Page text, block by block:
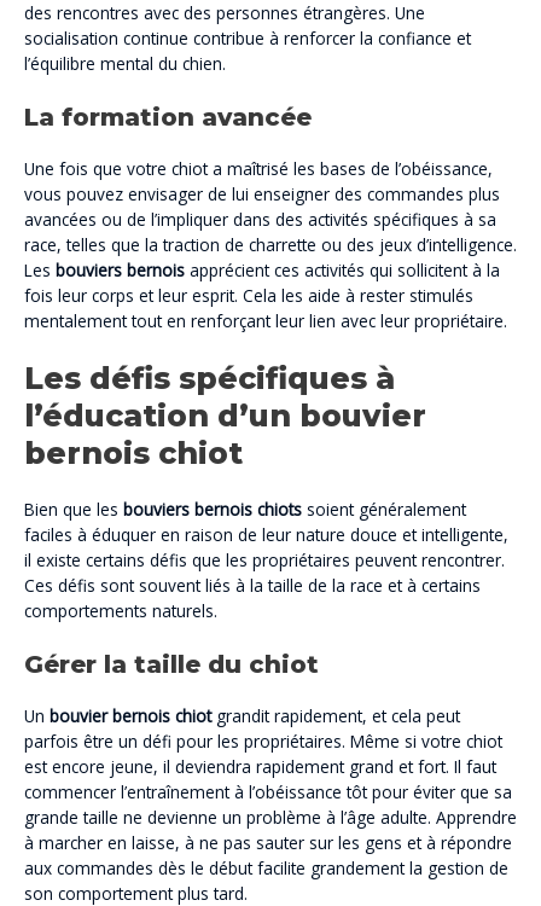
des rencontres avec des personnes étrangères. Une
socialisation continue contribue à renforcer la confiance et
l’équilibre mental du chien.
La formation avancée
Une fois que votre chiot a maîtrisé les bases de l’obéissance,
vous pouvez envisager de lui enseigner des commandes plus
avancées ou de l’impliquer dans des activités spécifiques à sa
race, telles que la traction de charrette ou des jeux d’intelligence.
Les bouviers bernois apprécient ces activités qui sollicitent à la
fois leur corps et leur esprit. Cela les aide à rester stimulés
mentalement tout en renforçant leur lien avec leur propriétaire.
Les défis spécifiques à
l’éducation d’un bouvier
bernois chiot
Bien que les bouviers bernois chiots soient généralement
faciles à éduquer en raison de leur nature douce et intelligente,
il existe certains défis que les propriétaires peuvent rencontrer.
Ces défis sont souvent liés à la taille de la race et à certains
comportements naturels.
Gérer la taille du chiot
Un bouvier bernois chiotgrandit rapidement, et cela peut
parfois être un défi pour les propriétaires. Même si votre chiot
est encore jeune, il deviendra rapidement grand et fort. Il faut
commencer l’entraînement à l’obéissance tôt pour éviter que sa
grande taille ne devienne un problème à l’âge adulte. Apprendre
à marcher en laisse, à ne pas sauter sur les gens et à répondre
aux commandes dès le début facilite grandement la gestion de
son comportement plus tard.